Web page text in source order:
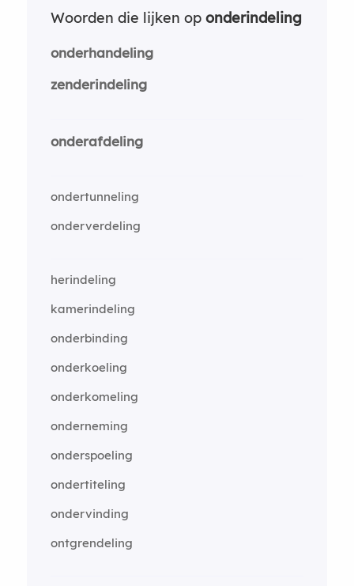
Woorden die lijken op onderindeling
onderhandeling
zenderindeling
onderafdeling
ondertunneling
onderverdeling
herindeling
kamerindeling
onderbinding
onderkoeling
onderkomeling
onderneming
onderspoeling
ondertiteling
ondervinding
ontgrendeling